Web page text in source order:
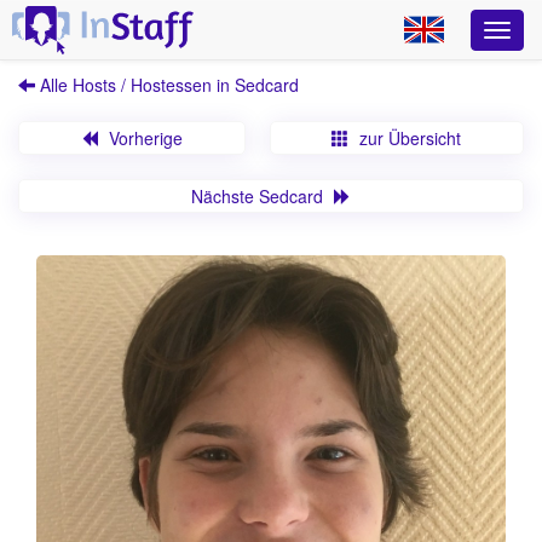
Alle Hosts / Hostessen in Sedcard
Vorherige zur Übersicht
Nächste Sedcard